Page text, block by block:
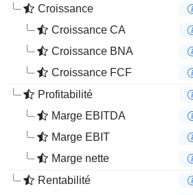
Croissance
Croissance CA
Croissance BNA
Croissance FCF
Profitabilité
Marge EBITDA
Marge EBIT
Marge nette
Rentabilité